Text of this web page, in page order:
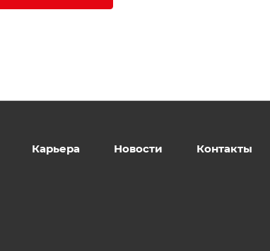
Карьера Новости Контакты